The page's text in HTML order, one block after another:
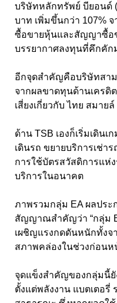
บริษัทหลักทรัพย์ บียอนด์
บาท เพิ่มขึ้นกว่า 107% จ
ซื้อขายหุ้นและสัญญาซื้อ
บรรยากาศลงทุนที่คึกคัก
อีกจุดสำคัญคือบริษัทสา
จากผลขาดทุนด้านเครดิ
เสี่ยงเกี่ยวกับ ไทย สมาย
ด้าน TSB เองก็เริ่มเดิน
เดินรถ ขยายบริการเช่า
การใช้บัตรสวัสดิการแห่
บริการในอนาคต
ภาพรวมกลุ่ม EA ผลประ
สัญญาณสำคัญว่า “กลุ่ม
เผชิญแรงกดดันหนักทั้ง
สภาพคล่องในช่วงก่อนห
จุดแข็งสำคัญของกลุ่มนี้ยั
ตั้งแต่พลังงาน แบตเตอรี่